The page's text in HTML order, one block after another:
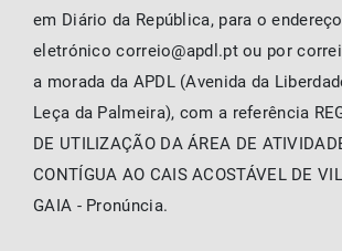
em Diário da República, para o
eletrónico correio@apdl.pt ou por
a morada da APDL (Avenida da
Leça da Palmeira), com a referência
DE UTILIZAÇÃO DA ÁREA DE
CONTÍGUA AO CAIS ACOSTÁVEL DE
GAIA - Pronúncia.